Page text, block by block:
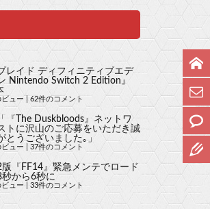
レイド ディフィニティブエデ
Nintendo Switch 2 Edition』
ビュー 62件のコメント
『The Duskbloods』ネットワ
トに沢山のご応募をいただき誠
とうございました｡」
ュー 37件のコメント
『FF14』緊急メンテでロード
秒から6秒に
ュー 33件のコメント